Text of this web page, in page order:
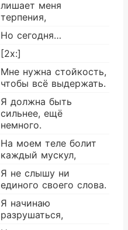
лишает меня
терпения,
Но сегодня…
[2x:]
Мне нужна стойкость,
чтобы всё выдержать.
Я должна быть
сильнее, ещё
немного.
На моем теле болит
каждый мускул,
Я не слышу ни
единого своего слова.
Я начинаю
разрушаться,